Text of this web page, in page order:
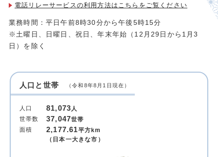
電話リレーサービスの利用方法は こちらをご覧ください
業務時間：平日午前8時30分から午後5時15分
※土曜日、日曜日、祝日、年末年始（12月29日から1月3
日）を除く
人口と世帯 （令和8年8月1日現在）
人口 81,073人
世帯数
37,047世帯
面積
2,177.61平方km
（日本一大きな市）